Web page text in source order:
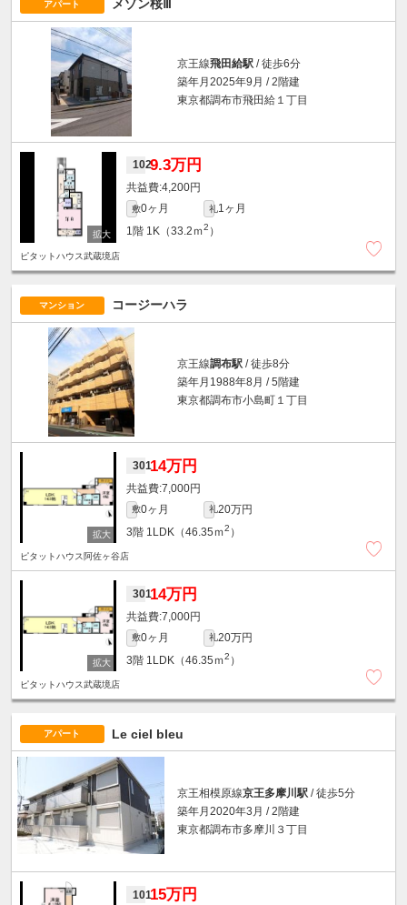
アパート メゾン桜Ⅲ
京王線飛田給駅 / 徒歩6分
築年月2025年9月 / 2階建
東京都調布市飛田給１丁目
1029.3万円
4,200円
敷0ヶ月 礼1ヶ月
1階 1K（33.2ｍ2 ）
ピタットハウス武蔵境店
マンション コージーハラ
京王線調布駅 / 徒歩8分
築年月1988年8月 / 5階建
東京都調布市小島町１丁目
30114万円
7,000円
敷0ヶ月 礼20万円
3階 1LDK（46.35ｍ2 ）
ピタットハウス阿佐ヶ谷店
30114万円
7,000円
敷0ヶ月 礼20万円
3階 1LDK（46.35ｍ2 ）
ピタットハウス武蔵境店
アパート Le ciel bleu
京王相模原線京王多摩川駅 / 徒歩5分
築年月2020年3月 / 2階建
東京都調布市多摩川３丁目
10115万円